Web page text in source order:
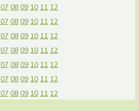
07 08 09 10 11 12
07 08 09 10 11 12
07 08 09 10 11 12
07 08 09 10 11 12
07 08 09 10 11 12
07 08 09 10 11 12
07 08 09 10 11 12